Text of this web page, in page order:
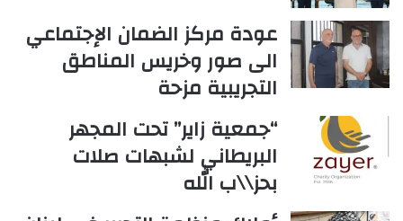
عودة مركز الضمان الإجتماعي
الى صور وخريس المناطق
التجريبية مزحة
“جمعية زاير” تحت المجهر
البريطاني لشبهات صلات
بحز\\ب الله